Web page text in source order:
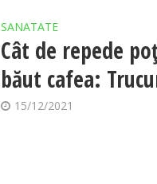
SANATATE
Cât de repede
băut cafea:
15/12/2021